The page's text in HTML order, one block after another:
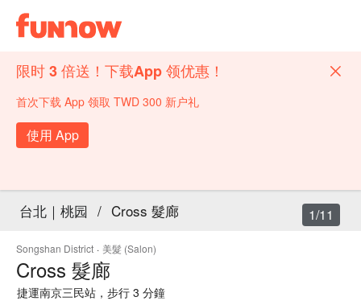
限时 3 倍送！下载App 领优惠！
首次下载 App 领取 TWD 300 新户礼
使用 App
台北｜桃园 / Cross 髮廊
Songshan District · 美髮 (Salon)
Cross 髮廊
捷運南京三民站，步行 3 分鐘
1/11